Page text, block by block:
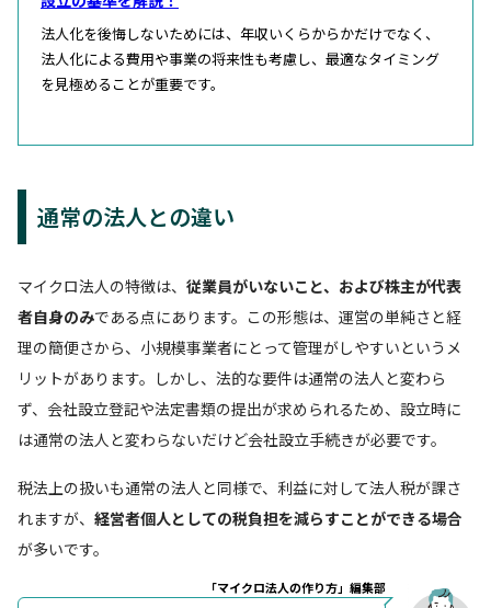
法人化を後悔しないためには、年収いくらからかだけでなく、
法人化による費用や事業の将来性も考慮し、最適なタイミング
を見極めることが重要です。
通常の法人との違い
マイクロ法人の特徴は、 従業員がいないこと、および株主が代表
者自身のみである点にあります。この形態は、運営の単純さと経
理の簡便さから、小規模事業者にとって管理がしやすいというメ
リットがあります。しかし、法的な要件は通常の法人と変わら
ず、会社設立登記や法定書類の提出が求められるため、設立時に
は通常の法人と変わらないだけど会社設立手続きが必要です。
税法上の扱いも通常の法人と同様で、利益に対して法人税が課さ
れますが、 経営者個人としての税負担を減らすことができる場合
が多いです。
「マイクロ法人の作り方」編集部